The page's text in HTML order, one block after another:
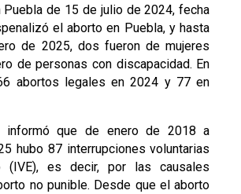
Puebla de 15 de julio de 2024, fecha
el aborto en Puebla, y hasta
de 2025, dos fueron de mujeres
de personas con discapacidad. En
abortos legales en 2024 y 77 en
informó que de enero de 2018 a
hubo 87 interrupciones voluntarias
(IVE), es decir, por las causales
no punible. Desde que el aborto